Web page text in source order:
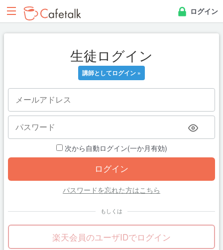
ログイン
生徒ログイン
講師としてログイン »
次から自動ログイン(一か月有効)
パスワードを忘れた方はこちら
もしくは
楽天会員のユーザIDでログイン